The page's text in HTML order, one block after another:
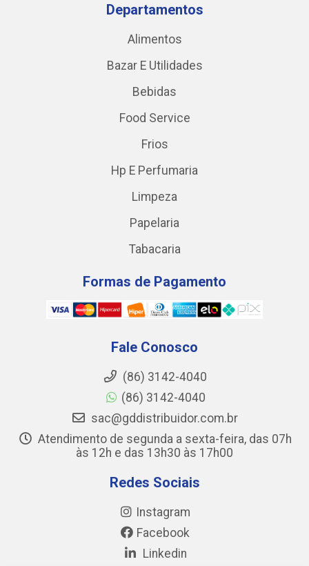
Departamentos
Alimentos
Bazar E Utilidades
Bebidas
Food Service
Frios
Hp E Perfumaria
Limpeza
Papelaria
Tabacaria
Formas de Pagamento
Fale Conosco
(86) 3142-4040
(86) 3142-4040
sac@gddistribuidor.com.br
Atendimento de segunda a sexta-feira, das 07h
às 12h e das 13h30 às 17h00
Redes Sociais
Instagram
Facebook
Linkedin